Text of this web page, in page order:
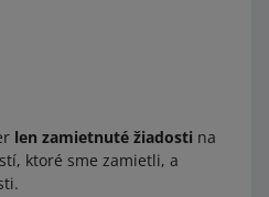
len zamietnuté žiadosti na
ktoré sme zamietli, a